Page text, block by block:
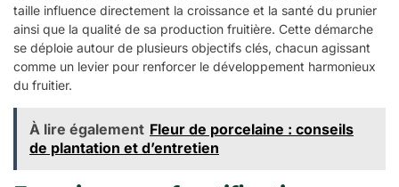
taille influence directement la croissance et la santé du prunier
ainsi que la qualité de sa production fruitière. Cette démarche
se déploie autour de plusieurs objectifs clés, chacun agissant
comme un levier pour renforcer le développement harmonieux
du fruitier.
À lire également Fleur de porcelaine : conseils
de plantation et d’entretien